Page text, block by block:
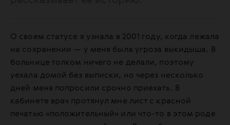
О своем статусе я узнала в 2001 году, когда лежала
на сохранении — у меня была угроза выкидыша. В
больнице толком ничего не делали, поэтому
уехала домой без выписки, но через несколько
дней меня попросили срочно приехать. В
кабинете врач протянул мне лист с красной
печатью «положительный» или что-то в этом роде